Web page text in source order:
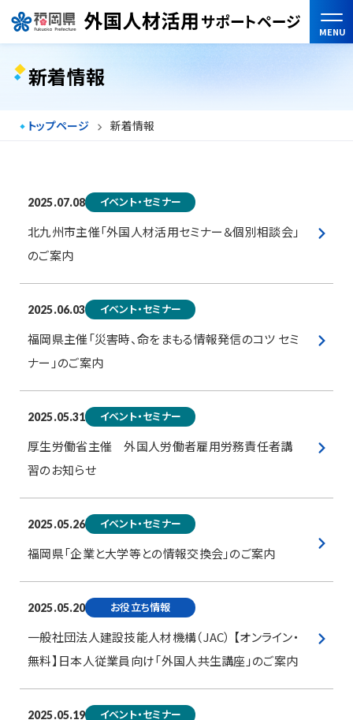
MENU
新着情報
トップページ 新着情報
2025.07.08 イベント・セミナー
北九州市主催「外国人材活用セミナー＆個別相談会」
のご案内
2025.06.03 イベント・セミナー
福岡県主催「災害時、命をまもる情報発信のコツ セミ
ナー」のご案内
2025.05.31 イベント・セミナー
厚生労働省主催 外国人労働者雇用労務責任者講
習のお知らせ
2025.05.26 イベント・セミナー
福岡県「企業と大学等との情報交換会」のご案内
2025.05.20 お役立ち情報
一般社団法人建設技能人材機構（JAC） 【オンライン・
無料】日本人従業員向け「外国人共生講座」のご案内
2025.05.19 イベント・セミナー